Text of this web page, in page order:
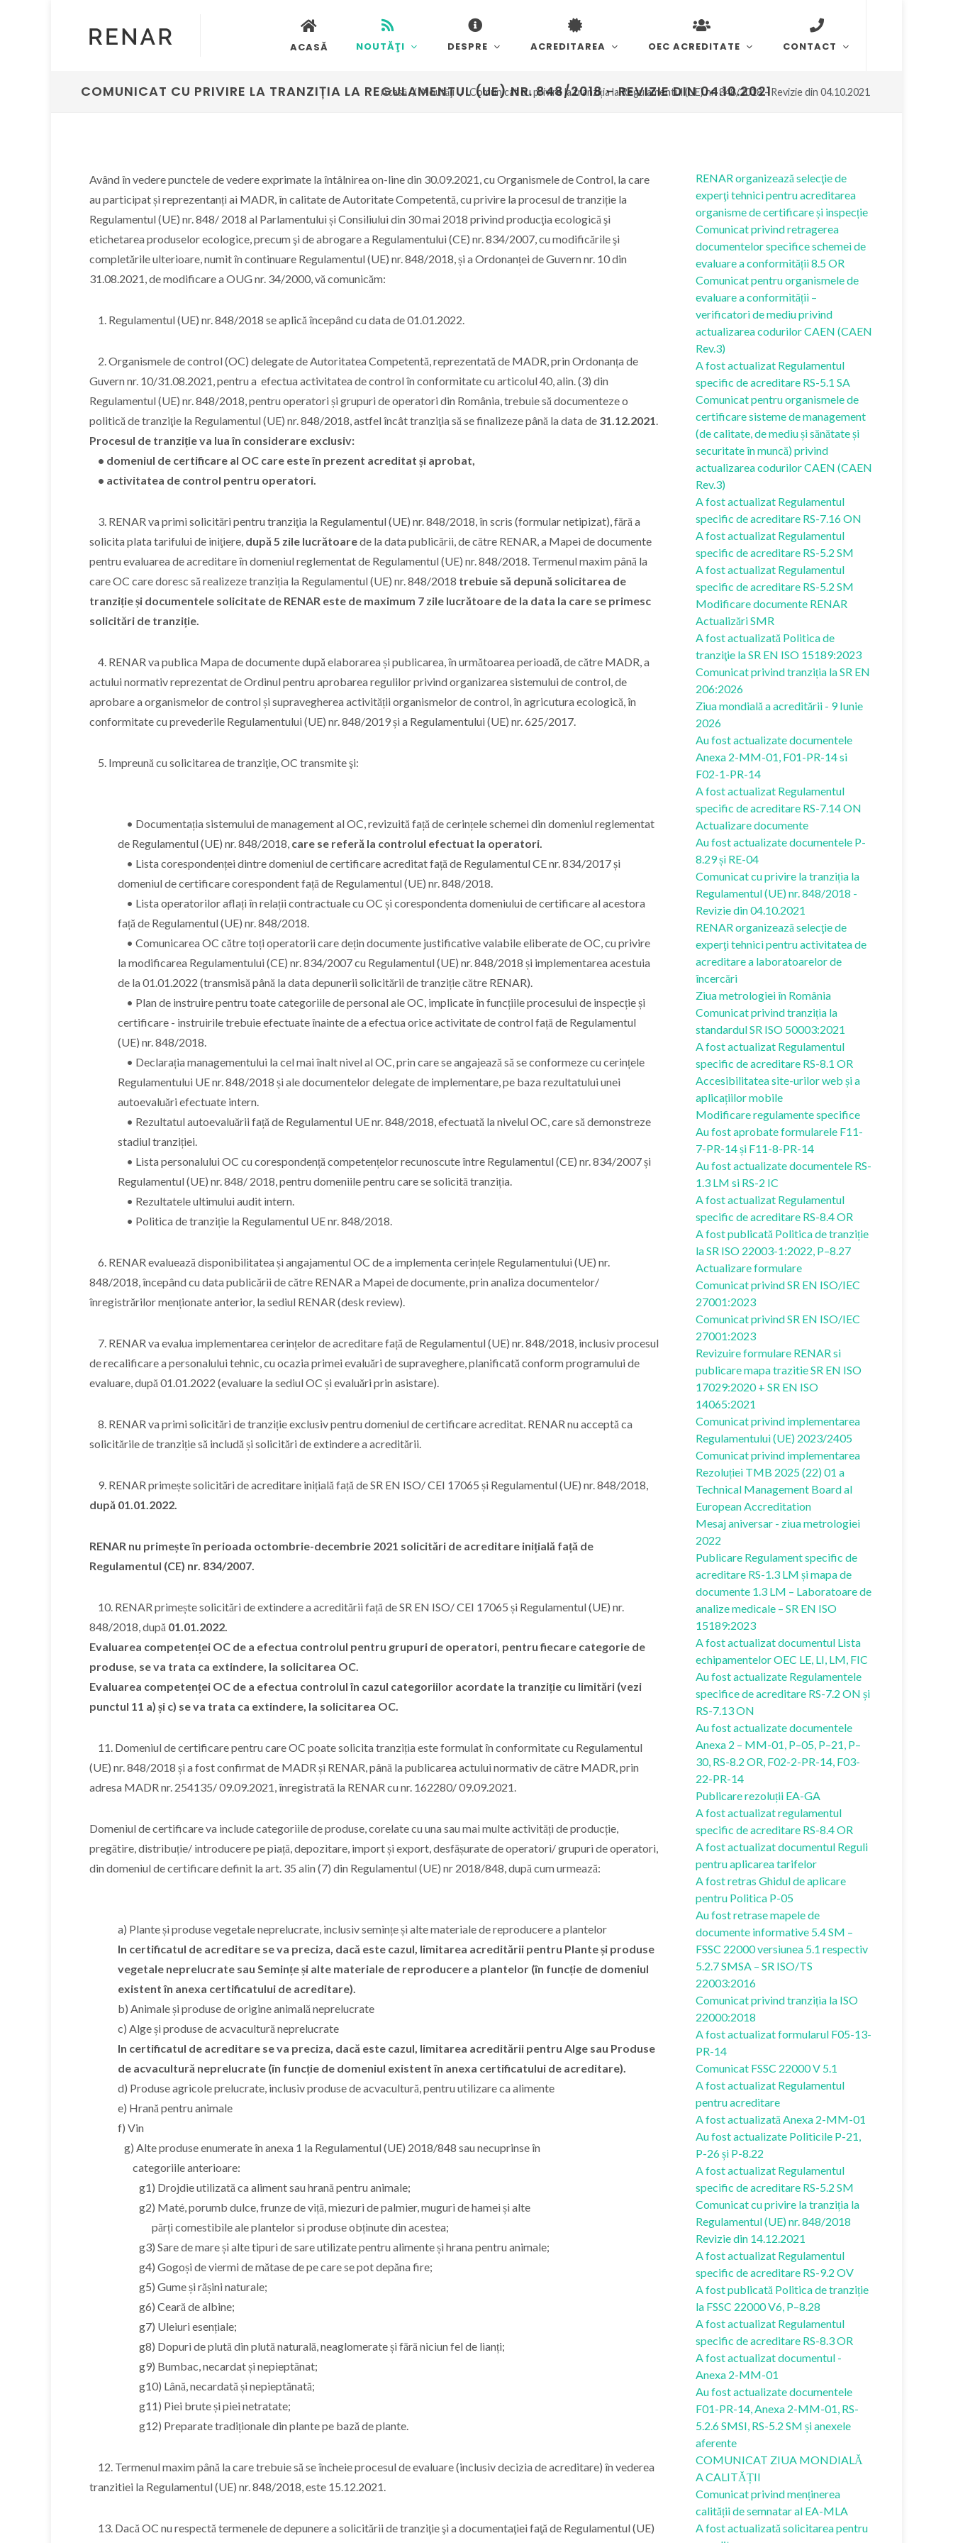
ACASĂ NOUTĂŢI DESPRE ACREDITAREA OEC ACREDITATE CONTACT
COMUNICAT CU PRIVIRE LA TRANZIȚIA LA REGULAMENTUL (UE) NR. 848/2018 - REVIZIE DIN 04.10.2021
Acasă Noutăţi Comunicat cu privire la tranziția la Regulamentul (UE) nr. 848/2018 - Revizie din 04.10.2021
Având în vedere punctele de vedere exprimate la întâlnirea on-line din 30.09.2021, cu Organismele de Control, la care
au participat și reprezentanți ai MADR, în calitate de Autoritate Competentă, cu privire la procesul de tranziție la
Regulamentul (UE) nr. 848/ 2018 al Parlamentului și Consiliului din 30 mai 2018 privind producţia ecologică şi
etichetarea produselor ecologice, precum şi de abrogare a Regulamentului (CE) nr. 834/2007, cu modificările şi
completările ulterioare, numit în continuare Regulamentul (UE) nr. 848/2018, și a Ordonanței de Guvern nr. 10 din
31.08.2021, de modificare a OUG nr. 34/2000, vă comunicăm:
1. Regulamentul (UE) nr. 848/2018 se aplică începând cu data de 01.01.2022.
2. Organismele de control (OC) delegate de Autoritatea Competentă, reprezentată de MADR, prin Ordonanța de
Guvern nr. 10/31.08.2021, pentru a efectua activitatea de control în conformitate cu articolul 40, alin. (3) din
Regulamentul (UE) nr. 848/2018, pentru operatori și grupuri de operatori din România, trebuie să documenteze o
politică de tranziţie la Regulamentul (UE) nr. 848/2018, astfel încât tranziţia să se finalizeze până la data de 31.12.2021.
Procesul de tranziție va lua în considerare exclusiv:
• domeniul de certificare al OC care este în prezent acreditat și aprobat,
• activitatea de control pentru operatori.
3. RENAR va primi solicitări pentru tranziţia la Regulamentul (UE) nr. 848/2018, în scris (formular netipizat), fără a
solicita plata tarifului de iniţiere, după 5 zile lucrătoarede la data publicării, de către RENAR, a Mapei de documente
pentru evaluarea de acreditare în domeniul reglementat de Regulamentul (UE) nr. 848/2018. Termenul maxim până la
care OC care doresc să realizeze tranziția la Regulamentul (UE) nr. 848/2018 trebuie să depună solicitarea de
tranziție și documentele solicitate de RENAR este de maximum 7 zile lucrătoare de la data la care se primesc
solicitări de tranziție.
4. RENAR va publica Mapa de documente după elaborarea și publicarea, în următoarea perioadă, de către MADR, a
actului normativ reprezentat de Ordinul pentru aprobarea regulilor privind organizarea sistemului de control, de
aprobare a organismelor de control și supravegherea activității organismelor de control, în agricutura ecologică, în
conformitate cu prevederile Regulamentului (UE) nr. 848/2019 și a Regulamentului (UE) nr. 625/2017.
5. Impreună cu solicitarea de tranziţie, OC transmite şi:
• Documentația sistemului de management al OC, revizuită față de cerințele schemei din domeniul reglementat
de Regulamentul (UE) nr. 848/2018, care se referă la controlul efectuat la operatori.
• Lista corespondenței dintre domeniul de certificare acreditat față de Regulamentul CE nr. 834/2017 și
domeniul de certificare corespondent față de Regulamentul (UE) nr. 848/2018.
• Lista operatorilor aflați în relații contractuale cu OC și corespondenta domeniului de certificare al acestora
față de Regulamentul (UE) nr. 848/2018.
• Comunicarea OC către toți operatorii care dețin documente justificative valabile eliberate de OC, cu privire
la modificarea Regulamentului (CE) nr. 834/2007 cu Regulamentul (UE) nr. 848/2018 și implementarea acestuia
de la 01.01.2022 (transmisă până la data depunerii solicitării de tranziție către RENAR).
• Plan de instruire pentru toate categoriile de personal ale OC, implicate în funcțiile procesului de inspecție și
certificare - instruirile trebuie efectuate înainte de a efectua orice activitate de control față de Regulamentul
(UE) nr. 848/2018.
• Declarația managementului la cel mai înalt nivel al OC, prin care se angajează să se conformeze cu cerințele
Regulamentului UE nr. 848/2018 și ale documentelor delegate de implementare, pe baza rezultatului unei
autoevaluări efectuate intern.
• Rezultatul autoevaluării față de Regulamentul UE nr. 848/2018, efectuată la nivelul OC, care să demonstreze
stadiul tranziției.
• Lista personalului OC cu corespondență competențelor recunoscute între Regulamentul (CE) nr. 834/2007 și
Regulamentul (UE) nr. 848/ 2018, pentru domeniile pentru care se solicită tranziția.
• Rezultatele ultimului audit intern.
• Politica de tranziție la Regulamentul UE nr. 848/2018.
6. RENAR evaluează disponibilitatea și angajamentul OC de a implementa cerințele Regulamentului (UE) nr.
848/2018, începând cu data publicării de către RENAR a Mapei de documente, prin analiza documentelor/
înregistrărilor menționate anterior, la sediul RENAR (desk review).
7. RENAR va evalua implementarea cerințelor de acreditare față de Regulamentul (UE) nr. 848/2018, inclusiv procesul
de recalificare a personalului tehnic, cu ocazia primei evaluări de supraveghere, planificată conform programului de
evaluare, după 01.01.2022 (evaluare la sediul OC și evaluări prin asistare).
8. RENAR va primi solicitări de tranziție exclusiv pentru domeniul de certificare acreditat. RENAR nu acceptă ca
solicitările de tranziție să includă și solicitări de extindere a acreditării.
9. RENAR primește solicitări de acreditare inițială față de SR EN ISO/ CEI 17065 și Regulamentul (UE) nr. 848/2018,
după 01.01.2022.
RENAR nu primește în perioada octombrie-decembrie 2021 solicitări de acreditare inițială față de
Regulamentul (CE) nr. 834/2007.
10. RENAR primește solicitări de extindere a acreditării față de SR EN ISO/ CEI 17065 și Regulamentul (UE) nr.
848/2018, după 01.01.2022.
Evaluarea competenței OC de a efectua controlul pentru grupuri de operatori, pentru fiecare categorie de
produse, se va trata ca extindere, la solicitarea OC.
Evaluarea competenței OC de a efectua controlul în cazul categoriilor acordate la tranziție cu limitări (vezi
punctul 11 a) și c) se va trata ca extindere, la solicitarea OC.
11. Domeniul de certificare pentru care OC poate solicita tranziția este formulat în conformitate cu Regulamentul
(UE) nr. 848/2018 și a fost confirmat de MADR și RENAR, până la publicarea actului normativ de către MADR, prin
adresa MADR nr. 254135/ 09.09.2021, înregistrată la RENAR cu nr. 162280/ 09.09.2021.
Domeniul de certificare va include categoriile de produse, corelate cu una sau mai multe activități de producție,
pregătire, distribuție/ introducere pe piață, depozitare, import și export, desfășurate de operatori/ grupuri de operatori,
din domeniul de certificare definit la art. 35 alin (7) din Regulamentul (UE) nr 2018/848, după cum urmează:
a) Plante și produse vegetale neprelucrate, inclusiv semințe și alte materiale de reproducere a plantelor
In certificatul de acreditare se va preciza, dacă este cazul, limitarea acreditării pentru Plante și produse
vegetale neprelucrate sau Semințe și alte materiale de reproducere a plantelor (în funcție de domeniul
existent în anexa certificatului de acreditare).
b) Animale și produse de origine animală neprelucrate
c) Alge și produse de acvacultură neprelucrate
In certificatul de acreditare se va preciza, dacă este cazul, limitarea acreditării pentru Alge sau Produse
de acvacultură neprelucrate (în funcție de domeniul existent în anexa certificatului de acreditare).
d) Produse agricole prelucrate, inclusiv produse de acvacultură, pentru utilizare ca alimente
e) Hrană pentru animale
f) Vin
g) Alte produse enumerate în anexa 1 la Regulamentul (UE) 2018/848 sau necuprinse în
categoriile anterioare:
g1) Drojdie utilizată ca aliment sau hrană pentru animale;
g2) Maté, porumb dulce, frunze de viță, miezuri de palmier, muguri de hamei și alte
părți comestibile ale plantelor si produse obținute din acestea;
g3) Sare de mare și alte tipuri de sare utilizate pentru alimente și hrana pentru animale;
g4) Gogoși de viermi de mătase de pe care se pot depăna fire;
g5) Gume și rășini naturale;
g6) Ceară de albine;
g7) Uleiuri esențiale;
g8) Dopuri de plută din plută naturală, neaglomerate și fără niciun fel de lianți;
g9) Bumbac, necardat și nepieptănat;
g10) Lână, necardată și nepieptănată;
g11) Piei brute și piei netratate;
g12) Preparate tradiționale din plante pe bază de plante.
12. Termenul maxim până la care trebuie să se încheie procesul de evaluare (inclusiv decizia de acreditare) în vederea
tranzitiei la Regulamentul (UE) nr. 848/2018, este 15.12.2021.
13. Dacă OC nu respectă termenele de depunere a solicitării de tranziţie şi a documentaţiei faţă de Regulamentul (UE)
RENAR organizează selecţie de
experţi tehnici pentru acreditarea
organisme de certificare și inspecție
Comunicat privind retragerea
documentelor specifice schemei de
evaluare a conformității 8.5 OR
Comunicat pentru organismele de
evaluare a conformității –
verificatori de mediu privind
actualizarea codurilor CAEN (CAEN
Rev.3)
A fost actualizat Regulamentul
specific de acreditare RS-5.1 SA
Comunicat pentru organismele de
certificare sisteme de management
(de calitate, de mediu și sănătate și
securitate în muncă) privind
actualizarea codurilor CAEN (CAEN
Rev.3)
A fost actualizat Regulamentul
specific de acreditare RS-7.16 ON
A fost actualizat Regulamentul
specific de acreditare RS-5.2 SM
A fost actualizat Regulamentul
specific de acreditare RS-5.2 SM
Modificare documente RENAR
Actualizări SMR
A fost actualizată Politica de
tranziţie la SR EN ISO 15189:2023
Comunicat privind tranziția la SR EN
206:2026
Ziua mondială a acreditării - 9 Iunie
2026
Au fost actualizate documentele
Anexa 2-MM-01, F01-PR-14 si
F02-1-PR-14
A fost actualizat Regulamentul
specific de acreditare RS-7.14 ON
Actualizare documente
Au fost actualizate documentele P-
8.29 și RE-04
Comunicat cu privire la tranziția la
Regulamentul (UE) nr. 848/2018 -
Revizie din 04.10.2021
RENAR organizează selecţie de
experţi tehnici pentru activitatea de
acreditare a laboratoarelor de
încercări
Ziua metrologiei în România
Comunicat privind tranziția la
standardul SR ISO 50003:2021
A fost actualizat Regulamentul
specific de acreditare RS-8.1 OR
Accesibilitatea site-urilor web și a
aplicațiilor mobile
Modificare regulamente specifice
Au fost aprobate formularele F11-
7-PR-14 și F11-8-PR-14
Au fost actualizate documentele RS-
1.3 LM si RS-2 IC
A fost actualizat Regulamentul
specific de acreditare RS-8.4 OR
A fost publicată Politica de tranziție
la SR ISO 22003-1:2022, P–8.27
Actualizare formulare
Comunicat privind SR EN ISO/IEC
27001:2023
Comunicat privind SR EN ISO/IEC
27001:2023
Revizuire formulare RENAR si
publicare mapa trazitie SR EN ISO
17029:2020 + SR EN ISO
14065:2021
Comunicat privind implementarea
Regulamentului (UE) 2023/2405
Comunicat privind implementarea
Rezoluției TMB 2025 (22) 01 a
Technical Management Board al
European Accreditation
Mesaj aniversar - ziua metrologiei
2022
Publicare Regulament specific de
acreditare RS-1.3 LM și mapa de
documente 1.3 LM – Laboratoare de
analize medicale – SR EN ISO
15189:2023
A fost actualizat documentul Lista
echipamentelor OEC LE, LI, LM, FIC
Au fost actualizate Regulamentele
specifice de acreditare RS-7.2 ON și
RS-7.13 ON
Au fost actualizate documentele
Anexa 2 – MM-01, P–05, P–21, P–
30, RS-8.2 OR, F02-2-PR-14, F03-
22-PR-14
Publicare rezoluții EA-GA
A fost actualizat regulamentul
specific de acreditare RS-8.4 OR
A fost actualizat documentul Reguli
pentru aplicarea tarifelor
A fost retras Ghidul de aplicare
pentru Politica P-05
Au fost retrase mapele de
documente informative 5.4 SM –
FSSC 22000 versiunea 5.1 respectiv
5.2.7 SMSA – SR ISO/TS
22003:2016
Comunicat privind tranziția la ISO
22000:2018
A fost actualizat formularul F05-13-
PR-14
Comunicat FSSC 22000 V 5.1
A fost actualizat Regulamentul
pentru acreditare
A fost actualizată Anexa 2-MM-01
Au fost actualizate Politicile P-21,
P-26 și P-8.22
A fost actualizat Regulamentul
specific de acreditare RS-5.2 SM
Comunicat cu privire la tranziția la
Regulamentul (UE) nr. 848/2018
Revizie din 14.12.2021
A fost actualizat Regulamentul
specific de acreditare RS-9.2 OV
A fost publicată Politica de tranziție
la FSSC 22000 V6, P–8.28
A fost actualizat Regulamentul
specific de acreditare RS-8.3 OR
A fost actualizat documentul -
Anexa 2-MM-01
Au fost actualizate documentele
F01-PR-14, Anexa 2-MM-01, RS-
5.2.6 SMSI, RS-5.2 SM și anexele
aferente
COMUNICAT ZIUA MONDIALĂ
A CALITĂȚII
Comunicat privind menținerea
calității de semnatar al EA-MLA
A fost actualizată solicitarea pentru